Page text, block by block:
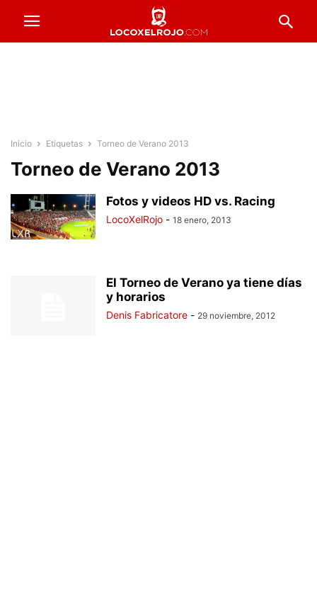
Inicio Etiquetas Torneo de Verano 2013
Torneo de Verano 2013
Fotos y videos HD vs. Racing
LocoXelRojo - 18 enero, 2013
El Torneo de Verano ya tiene días
y horarios
Denis Fabricatore - 29 noviembre, 2012